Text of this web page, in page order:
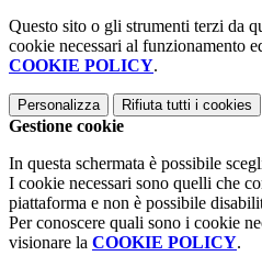
Questo sito o gli strumenti terzi da
cookie necessari al funzionamento
COOKIE POLICY.
Personalizza Rifiuta tutti i cookies
Gestione cookie
In questa schermata è possibile
I cookie necessari sono quelli che
piattaforma e non è possibile
Per conoscere quali sono i cookie
visionare la COOKIE POLICY.